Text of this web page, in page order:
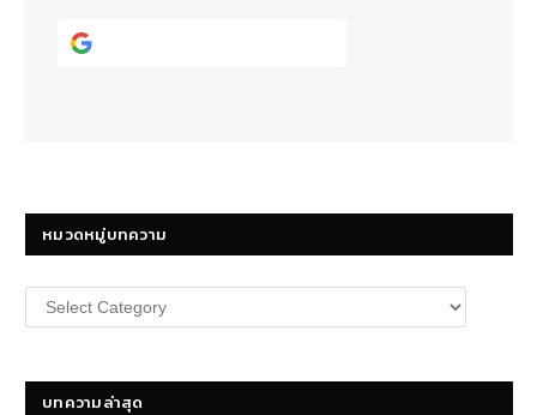
หมวดหมู่บทความ
หมวด
หมู่
บทความล่าสุด